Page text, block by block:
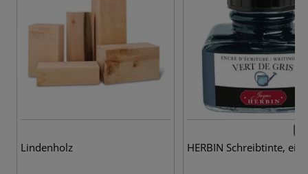
Lindenholz HERBIN Schreibtinte,